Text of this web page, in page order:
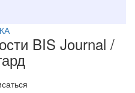
BIS Journal /